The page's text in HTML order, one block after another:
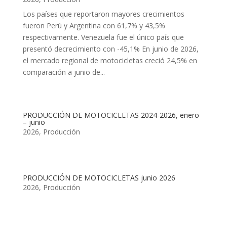
Los países que reportaron mayores crecimientos
fueron Perú y Argentina con 61,7% y 43,5%
respectivamente. Venezuela fue el único país que
presentó decrecimiento con -45,1% En junio de 2026,
el mercado regional de motocicletas creció 24,5% en
comparación a junio de...
PRODUCCIÓN DE MOTOCICLETAS 2024-2026, enero
– junio
2026, Producción
PRODUCCIÓN DE MOTOCICLETAS junio 2026
2026, Producción